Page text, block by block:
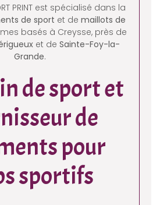
PRINT est spécialisé dans la
de sport et de maillots de
basés à Creysse, près de
et de Sainte-Foy-la-
Grande.
de sport et
de
pour
sportifs